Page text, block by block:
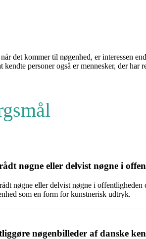
det kommer til nøgenhed, er interessen
personer også er mennesker, der
nøgne eller delvist nøgne i
nøgne eller delvist nøgne i
som en form for kunstnerisk udtryk.
nøgenbilleder af danske